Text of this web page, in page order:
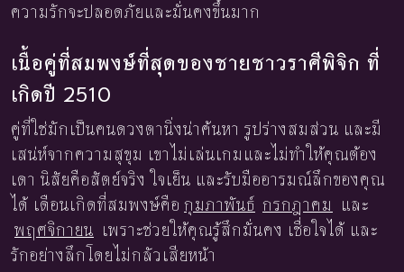
ความรักจะปลอดภัยและมั่นคงขึ้นมาก
เนื้อคู่ที่สมพงษ์ที่สุดของชายชาวราศีพิจิก ที่
เกิดปี 2510
คู่ที่ใช่มักเป็นคนดวงตานิ่งน่าค้นหา รูปร่างสมส่วน และมี
เสน่ห์จากความสุขุม เขาไม่เล่นเกมและไม่ทำให้คุณต้อง
เดา นิสัยคือสัตย์จริง ใจเย็น และรับมืออารมณ์ลึกของคุณ
ได้ เดือนเกิดที่สมพงษ์คือ กุมภาพันธ์ กรกฎาคม และ
พฤศจิกายน เพราะช่วยให้คุณรู้สึกมั่นคง เชื่อใจได้ และ
รักอย่างลึกโดยไม่กลัวเสียหน้า